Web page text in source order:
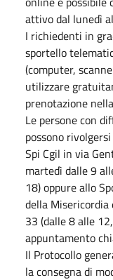
attivo dal lunedì
I richiedenti in
sportello
(computer,
utilizzare
prenotazione
Le persone con
possono
Spi Cgil in via
martedì dalle 9
18) oppure allo
della Misericordia
33 (dalle 8 alle
appuntamento
Il Protocollo
la consegna di